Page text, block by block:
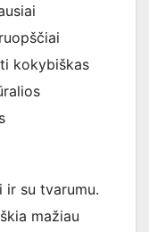
kokybiškas
ir su tvarumu.
mažiau